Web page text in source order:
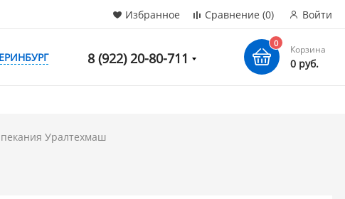
Избранное Сравнение (0) Войти
8 (922) 20-80-711
0
Корзина
0 руб.
Уралтехмаш